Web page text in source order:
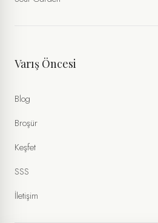
Varış Öncesi
Blog
Broşür
Keşfet
SSS
İletişim